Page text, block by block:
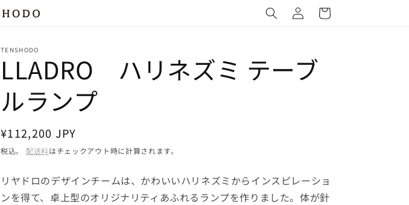
グ
イ
ー
TENSHODO
LLADRO ハリネズミ テーブ
ルランプ
通
常
格
¥112,200 JPY
税込。 配送料はチェックアウト時に計算されます。
リヤドロのデザインチームは、かわいいハリネズミからインスピレーショ
ンを得て、卓上型のオリジナリティあふれるランプを作りました。体が針